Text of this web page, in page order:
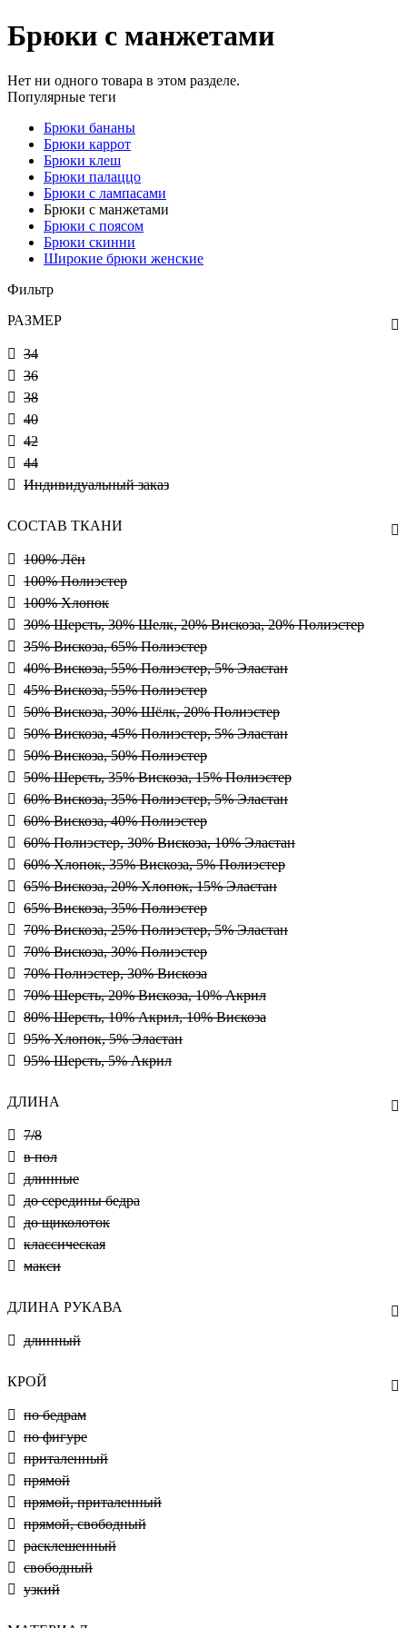
Брюки с манжетами
Нет ни одного товара в этом разделе.
Популярные теги
Брюки бананы
Брюки каррот
Брюки клеш
Брюки палаццо
Брюки с лампасами
Брюки с манжетами
Брюки с поясом
Брюки скинни
Широкие брюки женские
Фильтр
РАЗМЕР
34
36
38
40
42
44
Индивидуальный заказ
СОСТАВ ТКАНИ
100% Лён
100% Полиэстер
100% Хлопок
30% Шерсть, 30% Шелк, 20% Вискоза, 20% Полиэстер
35% Вискоза, 65% Полиэстер
40% Вискоза, 55% Полиэстер, 5% Эластан
45% Вискоза, 55% Полиэстер
50% Вискоза, 30% Шёлк, 20% Полиэстер
50% Вискоза, 45% Полиэстер, 5% Эластан
50% Вискоза, 50% Полиэстер
50% Шерсть, 35% Вискоза, 15% Полиэстер
60% Вискоза, 35% Полиэстер, 5% Эластан
60% Вискоза, 40% Полиэстер
60% Полиэстер, 30% Вискоза, 10% Эластан
60% Хлопок, 35% Вискоза, 5% Полиэстер
65% Вискоза, 20% Хлопок, 15% Эластан
65% Вискоза, 35% Полиэстер
70% Вискоза, 25% Полиэстер, 5% Эластан
70% Вискоза, 30% Полиэстер
70% Полиэстер, 30% Вискоза
70% Шерсть, 20% Вискоза, 10% Акрил
80% Шерсть, 10% Акрил, 10% Вискоза
95% Хлопок, 5% Эластан
95% Шерсть, 5% Акрил
ДЛИНА
7/8
в пол
длинные
до середины бедра
до щиколоток
классическая
макси
ДЛИНА РУКАВА
длинный
КРОЙ
по бедрам
по фигуре
приталенный
прямой
прямой, приталенный
прямой, свободный
расклешенный
свободный
узкий